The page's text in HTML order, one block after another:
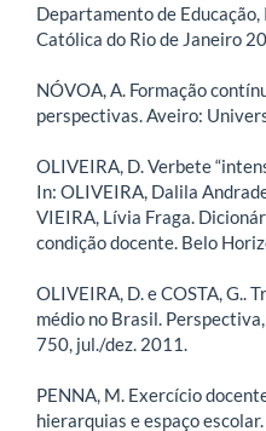
Departamento de
Católica do Rio de Janeiro
NÓVOA, A. Formação
perspectivas. Aveiro:
OLIVEIRA, D. Verbete
In: OLIVEIRA, Dalila
VIEIRA, Lívia Fraga.
condição docente. Belo
OLIVEIRA, D. e COSTA, G..
médio no Brasil.
750, jul./dez. 2011.
PENNA, M. Exercício
hierarquias e espaço